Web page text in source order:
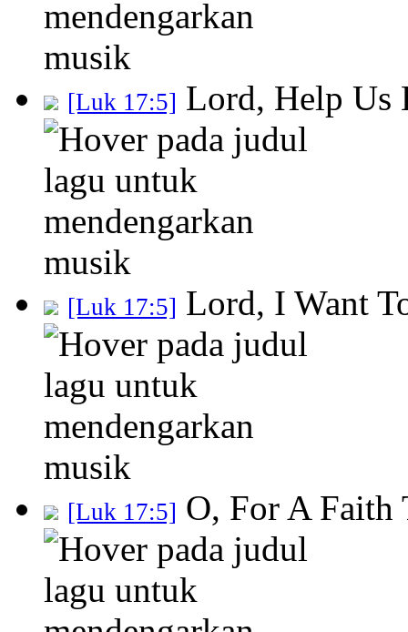
[Luk 17:5] Lord, Help Us
[Luk 17:5] Lord, I Want
[Luk 17:5] O, For A